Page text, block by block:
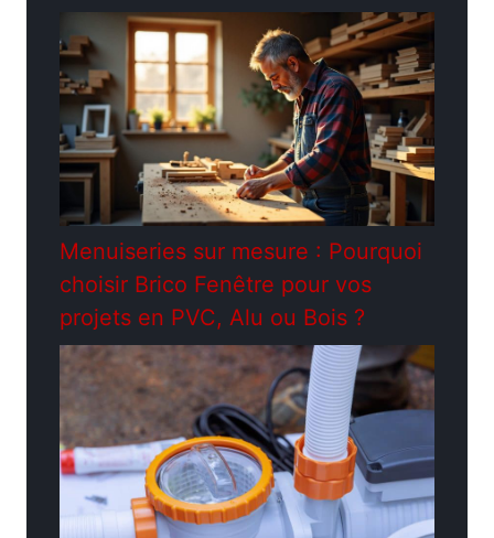
Menuiseries sur mesure : Pourquoi
choisir Brico Fenêtre pour vos
projets en PVC, Alu ou Bois ?